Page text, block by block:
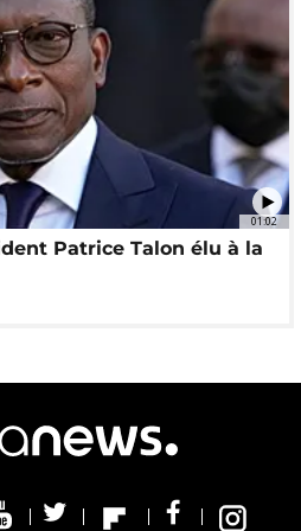
01:02
Patrice Talon élu à la